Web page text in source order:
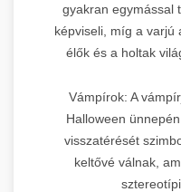
gyakran egymással
képviseli, míg a varjú
élők és a holtak
Vámpírok: A
Halloween
visszatérését
keltővé válnak,